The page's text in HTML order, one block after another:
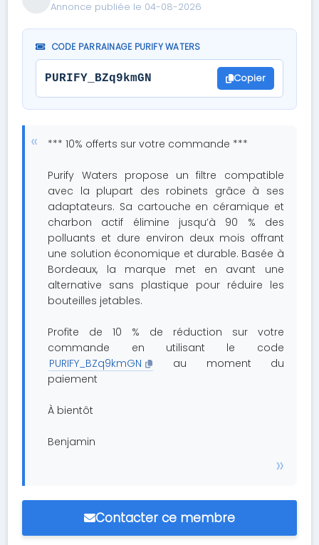
Annonce publiée le 04-08-2026
CODE PARRAINAGE PURIFY WATERS
PURIFY_BZq9kmGN Copier
*** 10% offerts sur votre commande ***
Purify Waters propose un filtre compatible
avec la plupart des robinets grâce à ses
adaptateurs. Sa cartouche en céramique et
charbon actif élimine jusqu’à 90 % des
polluants et dure environ deux mois offrant
une solution économique et durable. Basée à
Bordeaux, la marque met en avant une
alternative sans plastique pour réduire les
bouteilles jetables.
Profite de 10 % de réduction sur votre
commande en utilisant le code
PURIFY_BZq9kmGN
au moment du
paiement
À bientôt
Benjamin
Contacter ce membre